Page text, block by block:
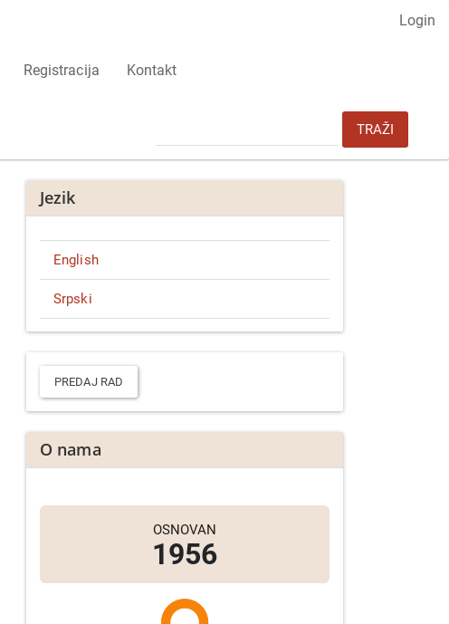
Login
Registracija Kontakt
TRAŽI
Jezik
English
Srpski
Predaj
radPREDAJ RAD
O nama
OSNOVAN
1956